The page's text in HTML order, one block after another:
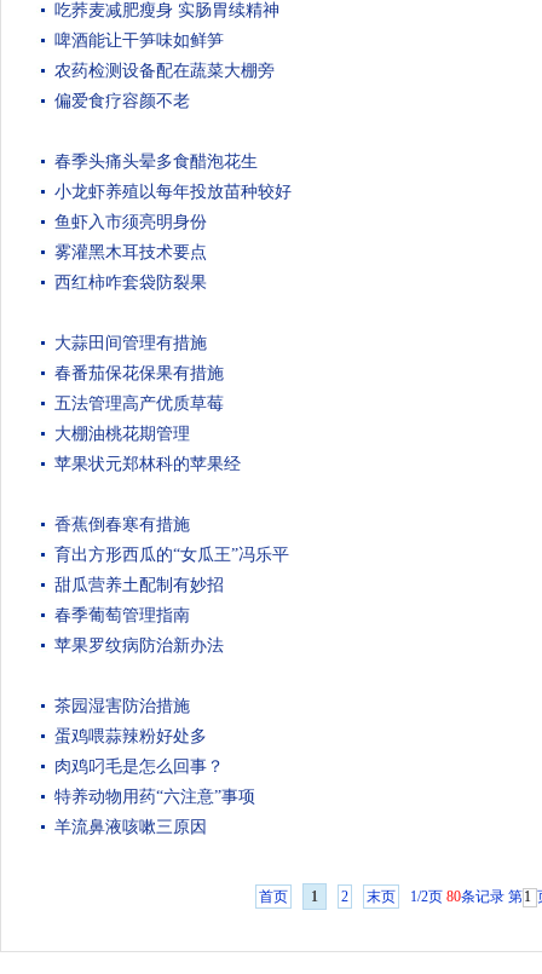
吃荞麦减肥瘦身 实肠胃续精神
啤酒能让干笋味如鲜笋
农药检测设备配在蔬菜大棚旁
偏爱食疗容颜不老
春季头痛头晕多食醋泡花生
小龙虾养殖以每年投放苗种较好
鱼虾入市须亮明身份
雾灌黑木耳技术要点
西红柿咋套袋防裂果
大蒜田间管理有措施
春番茄保花保果有措施
五法管理高产优质草莓
大棚油桃花期管理
苹果状元郑林科的苹果经
香蕉倒春寒有措施
育出方形西瓜的“女瓜王”冯乐平
甜瓜营养土配制有妙招
春季葡萄管理指南
苹果罗纹病防治新办法
茶园湿害防治措施
蛋鸡喂蒜辣粉好处多
肉鸡叼毛是怎么回事？
特养动物用药“六注意”事项
羊流鼻液咳嗽三原因
首页 1 2 末页 1/2页80条记录第